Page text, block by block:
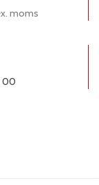
moms
00